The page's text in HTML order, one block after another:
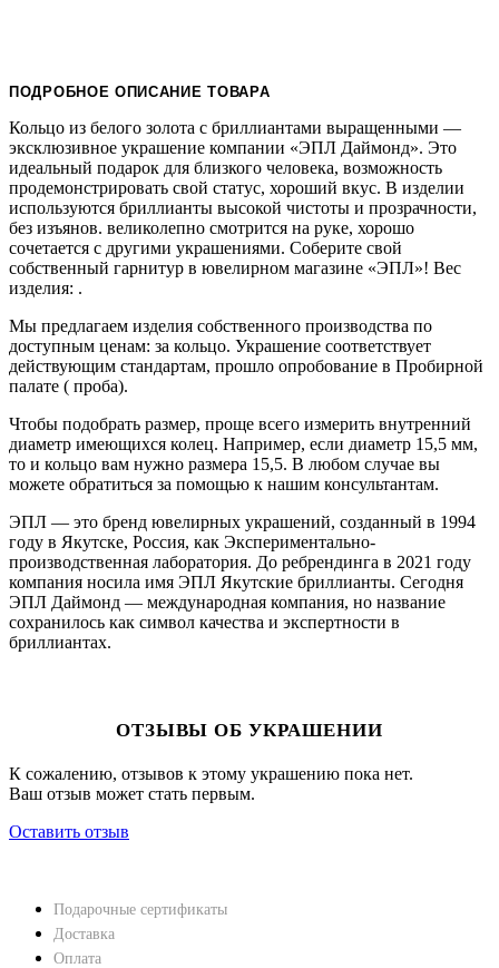
ПОДРОБНОЕ ОПИСАНИЕ ТОВАРА
Кольцо из белого золота с бриллиантами выращенными —
эксклюзивное украшение компании «ЭПЛ Даймонд». Это
идеальный подарок для близкого человека, возможность
продемонстрировать свой статус, хороший вкус. В изделии
используются бриллианты высокой чистоты и прозрачности,
без изъянов. великолепно смотрится на руке, хорошо
сочетается с другими украшениями. Соберите свой
собственный гарнитур в ювелирном магазине «ЭПЛ»! Вес
изделия: .
Мы предлагаем изделия собственного производства по
доступным ценам: за кольцо. Украшение соответствует
действующим стандартам, прошло опробование в Пробирной
палате ( проба).
Чтобы подобрать размер, проще всего измерить внутренний
диаметр имеющихся колец. Например, если диаметр 15,5 мм,
то и кольцо вам нужно размера 15,5. В любом случае вы
можете обратиться за помощью к нашим консультантам.
ЭПЛ — это бренд ювелирных украшений, созданный в 1994
году в Якутске, Россия, как Экспериментально-
производственная лаборатория. До ребрендинга в 2021 году
компания носила имя ЭПЛ Якутские бриллианты. Сегодня
ЭПЛ Даймонд — международная компания, но название
сохранилось как символ качества и экспертности в
бриллиантах.
ОТЗЫВЫ ОБ УКРАШЕНИИ
К сожалению, отзывов к этому украшению пока нет.
Ваш отзыв может стать первым.
Оставить отзыв
Подарочные сертификаты
Доставка
Оплата